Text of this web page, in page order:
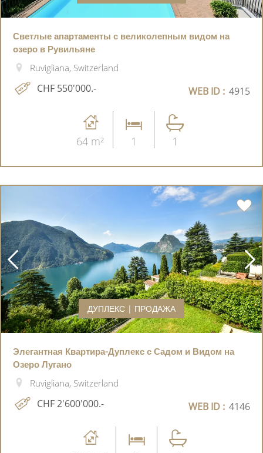
Светлые апартаменты с великолепным видом на
озеро в Рувильяне
Ruvigliana, Switzerland
CHF 550'000.- WEB ID : 4915
64 m² 1 1
ДУПЛЕКС | ПРОДАЖА
Элегантная Квартира-Дуплекс с Садом и Видом на
Озеро Лугано
Ruvigliana, Switzerland
CHF 2'600'000.- WEB ID : 4146